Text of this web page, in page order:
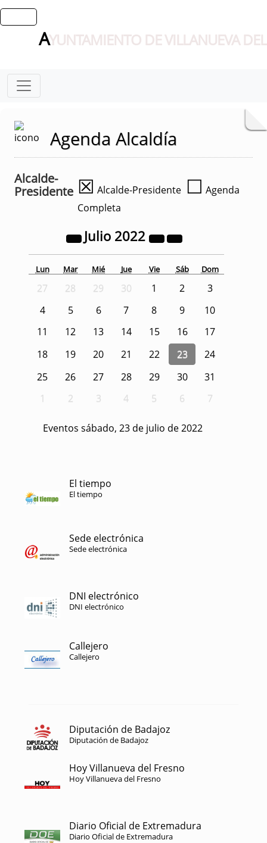
AYUNTAMIENTO DE VILLANUEVA
Agenda Alcaldía
Alcalde-
Presidente ☒ Alcalde-Presidente ☐ Agenda
Completa
Julio 2022
Lun Mar Mié Jue Vie Sáb Dom
27 28 29 30 1 2
3
4
5 6 7 8 9
10
11
12 13 14 15 16
17
18
19 20 21 22 23
24
25
26 27 28 29 30
31
1
2 3 4 5 6 7
Eventos sábado, 23 de julio de 2022
El tiempo
El tiempo
Sede electrónica
Sede electrónica
DNI electrónico
DNI electrónico
Callejero
Callejero
Diputación de Badajoz
Diputación de Badajoz
Hoy Villanueva del Fresno
Hoy Villanueva del Fresno
Diario Oficial de Extremadura
Diario Oficial de Extremadura